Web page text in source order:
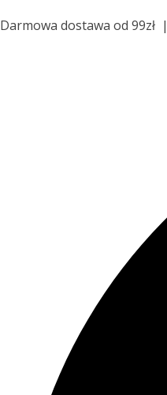
Darmowa dostawa od 99zł |